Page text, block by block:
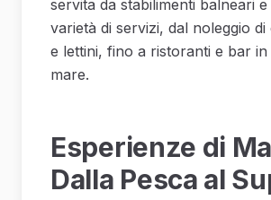
servita da stabilimenti balneari
varietà di servizi, dal noleggio
e lettini, fino a ristoranti e bar
mare.
Esperienze di
Dalla Pesca al